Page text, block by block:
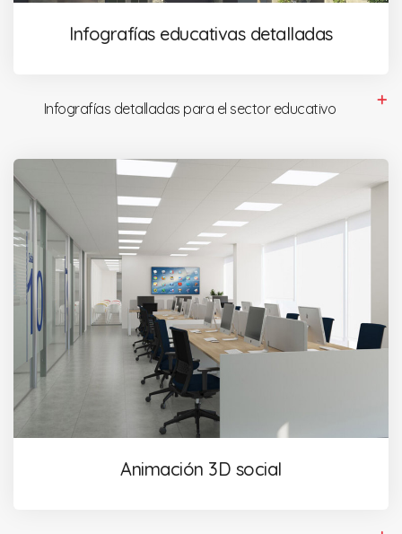
Infografías educativas detalladas
Infografías detalladas para el sector educativo
Animación 3D social